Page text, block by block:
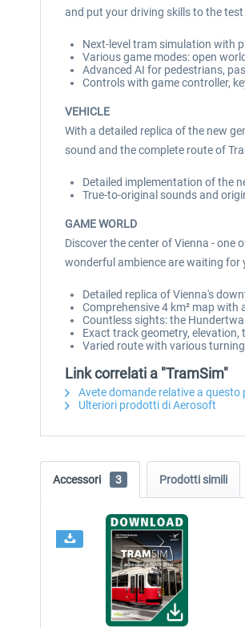
and put your driving skills to the
Next-level tram simulation with
Various game modes: open
Advanced AI for pedestrians,
Controls with game controller,
VEHICLE
With a detailed replica of the new
sound and the complete route of
Detailed implementation of the
True-to-original sounds and
GAME WORLD
Discover the center of Vienna -
wonderful ambience are waiting for
Detailed replica of Vienna's
Comprehensive 4 km² map
Countless sights: the
Exact track geometry,
Varied route with various
Link correlati a "TramSim"
Avete domande relative a questo
Ulteriori prodotti di Aerosoft
Accessori 3 Prodotti simili